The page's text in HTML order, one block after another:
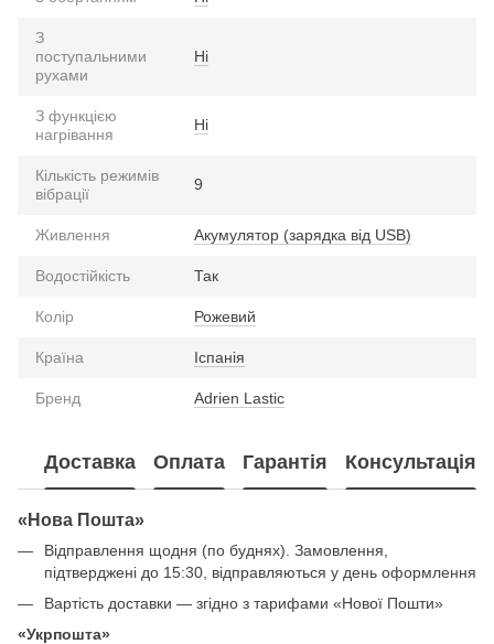
З
поступальними
рухами
Ні
З функцією
нагрівання
Ні
Кількість режимів
вібрації
9
Живлення Акумулятор (зарядка від USB)
Водостійкість Так
Колір Рожевий
Країна Іспанія
Бренд Adrien Lastic
Доставка Оплата Гарантія Консультація
«Нова Пошта»
Відправлення щодня (по буднях). Замовлення,
підтверджені до 15:30, відправляються у день оформлення
Вартість доставки — згідно з тарифами «Нової Пошти»
«Укрпошта»